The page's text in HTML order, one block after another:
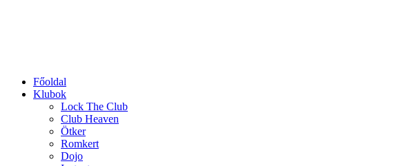
Főoldal
Klubok
Lock The Club
Club Heaven
Ötker
Romkert
Dojo